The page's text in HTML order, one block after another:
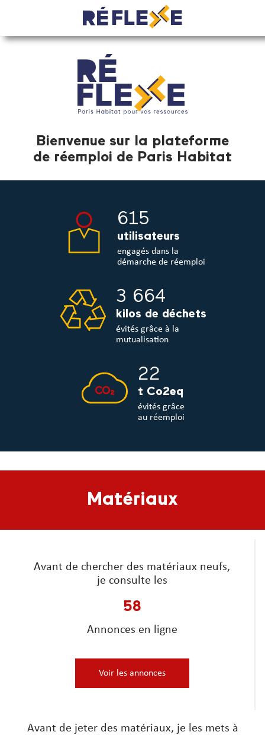
Bienvenue sur la plateforme
de réemploi de Paris Habitat
615
utilisateurs
engagés dans la
démarche de réemploi
3 664
kilos de déchets
évités grâce à la
mutualisation
22
t Co2eq
évités grâce
au réemploi
Matériaux
Avant de chercher des matériaux neufs,
je consulte les
58
Annonces en ligne
Voir les annonces
Avant de jeter des matériaux, je les mets à